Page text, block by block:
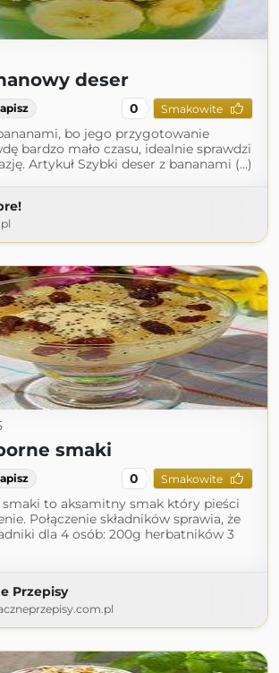
deser
0 Smakowite
bo jego przygotowanie
bardzo mało czasu, idealnie sprawdzi
Artykuł Szybki deser z bananami (...)
smaki
0 Smakowite
to aksamitny smak który pieści
Połączenie składników sprawia, że
dla 4 osób: 200g herbatników 3
Przepisy